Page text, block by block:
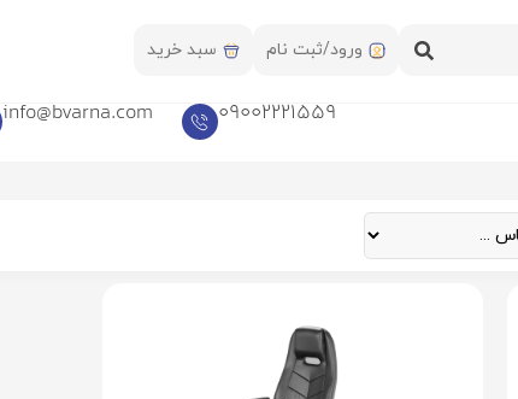
ورود/ثبت نام سبد خرید
09002221559
info@bvarna.com